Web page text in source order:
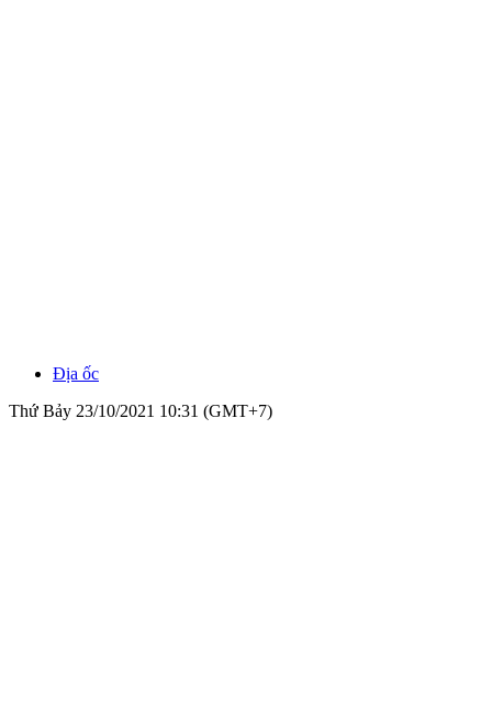
Địa ốc
Thứ Bảy 23/10/2021 10:31 (GMT+7)